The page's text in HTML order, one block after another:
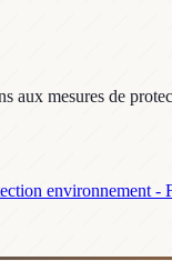
aux mesures de
environnement -